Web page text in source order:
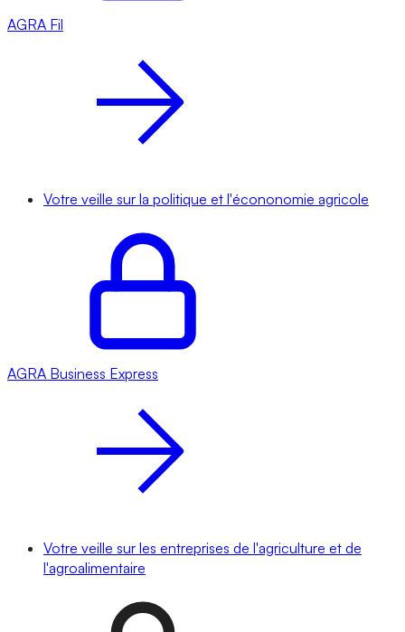
AGRA Fil
Votre veille sur la politique et l'écononomie agricole
AGRA Business Express
Votre veille sur les entreprises de l'agriculture et de
l'agroalimentaire